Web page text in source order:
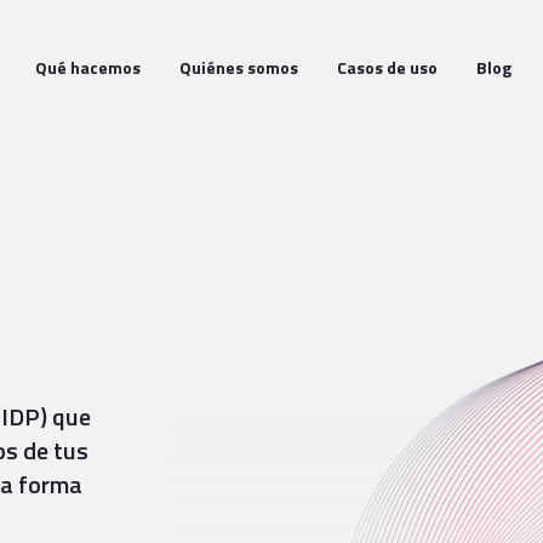
Qué hacemos Quiénes somos Casos de uso Blog
que
de tus
forma